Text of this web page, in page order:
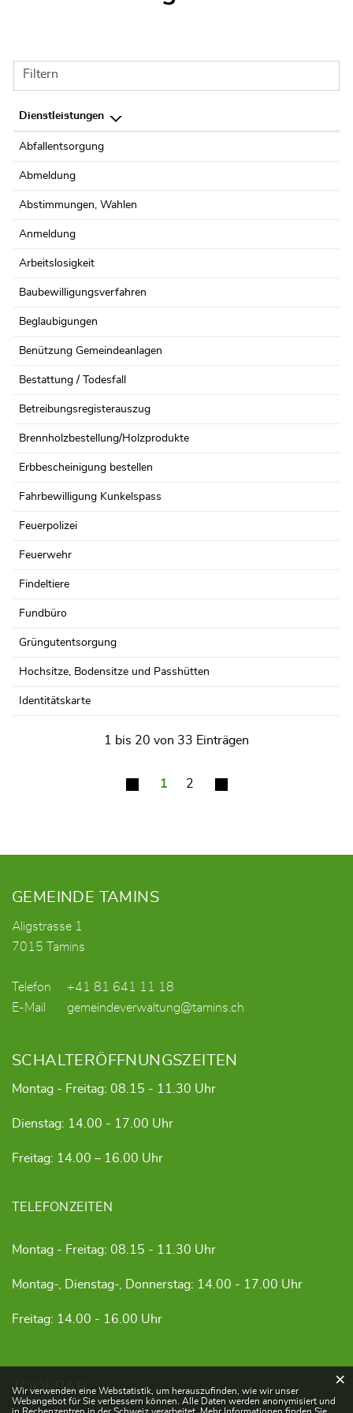
Filtern
Dienstleistungen
Abfallentsorgung
Abmeldung
Abstimmungen, Wahlen
Anmeldung
Arbeitslosigkeit
Baubewilligungsverfahren
Beglaubigungen
Benützung Gemeindeanlagen
Bestattung / Todesfall
Betreibungsregisterauszug
Brennholzbestellung/Holzprodukte
Erbbescheinigung bestellen
Fahrbewilligung Kunkelspass
Feuerpolizei
Feuerwehr
Findeltiere
Fundbüro
Grüngutentsorgung
Hochsitze, Bodensitze und Passhütten
Identitätskarte
1 bis 20 von 33 Einträgen
1 2
Fusszeile
GEMEINDE TAMINS
Aligstrasse 1
7015 Tamins
Telefon
+41 81 641 11 18
E-Mail
gemeindeverwaltung@tamins.ch
SCHALTERÖFFNUNGSZEITEN
Montag - Freitag: 08.15 - 11.30 Uhr
Dienstag: 14.00 - 17.00 Uhr
Freitag: 14.00 – 16.00 Uhr
TELEFONZEITEN
Montag - Freitag: 08.15 - 11.30 Uhr
Montag-, Dienstag-, Donnerstag: 14.00 - 17.00 Uhr
Freitag: 14.00 - 16.00 Uhr
TOOLBAR
Webstatistik
Wir verwenden eine Webstatistik, um herauszufinden, wie wir unser
Webangebot für Sie verbessern können. Alle Daten werden anonymisiert und
×